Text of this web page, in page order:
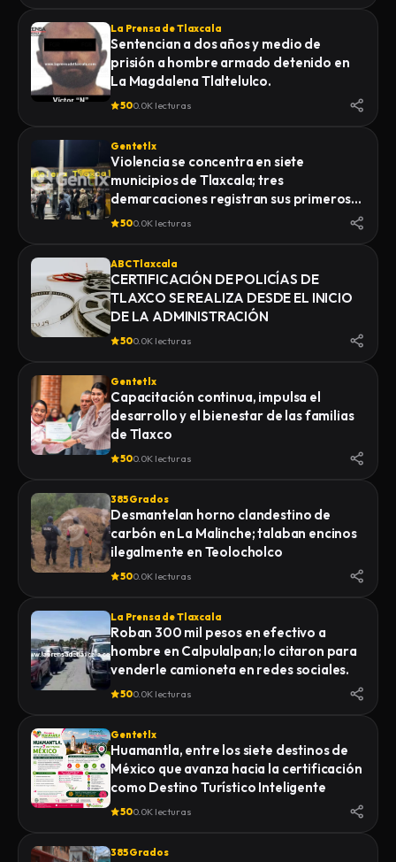
La Prensa de Tlaxcala
Sentencian a dos años y medio de
prisión a hombre armado detenido en
La Magdalena Tlaltelulco.
500.0K lecturas
Gentetlx
Violencia se concentra en siete
municipios de Tlaxcala; tres
demarcaciones registran sus primeros
homicidios de 2026
500.0K lecturas
ABC Tlaxcala
CERTIFICACIÓN DE POLICÍAS DE
TLAXCO SE REALIZA DESDE EL INICIO
DE LA ADMINISTRACIÓN
500.0K lecturas
Gentetlx
Capacitación continua, impulsa el
desarrollo y el bienestar de las familias
de Tlaxco
500.0K lecturas
385 Grados
Desmantelan horno clandestino de
carbón en La Malinche; talaban encinos
ilegalmente en Teolocholco
500.0K lecturas
La Prensa de Tlaxcala
Roban 300 mil pesos en efectivo a
hombre en Calpulalpan; lo citaron para
venderle camioneta en redes sociales.
500.0K lecturas
Gentetlx
Huamantla, entre los siete destinos de
México que avanza hacia la certificación
como Destino Turístico Inteligente
500.0K lecturas
385 Grados